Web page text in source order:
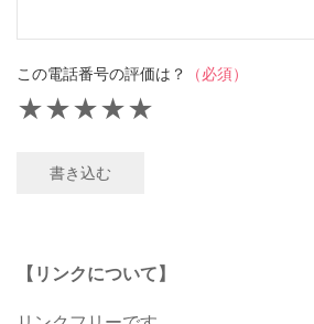
この電話番号の評価は？ （必須）
★
★
★
★
★
書き込む
【リンクについて】